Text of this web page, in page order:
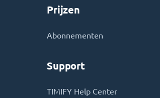
Prijzen
Abonnementen
Support
TIMIFY Help Center